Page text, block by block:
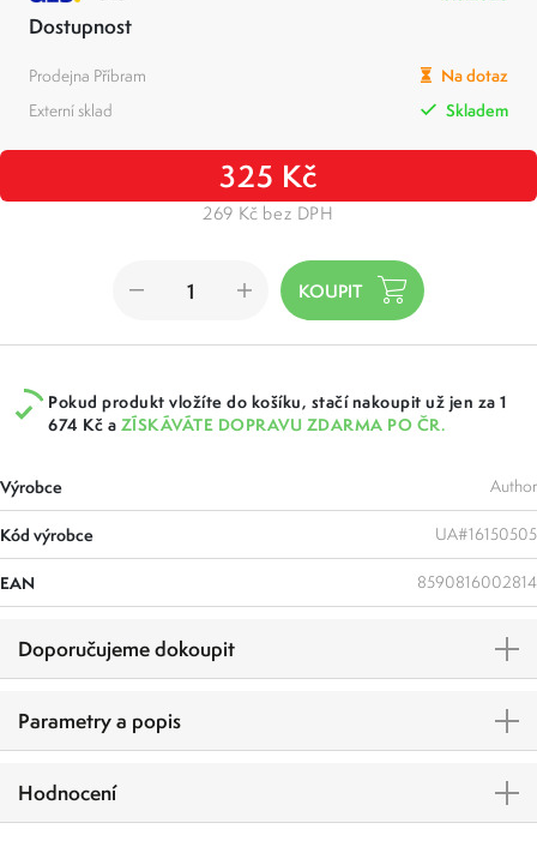
Dostupnost
Prodejna Příbram
Na dotaz
Externí sklad
Skladem
325 Kč
269 Kč bez DPH
Pokud produkt vložíte do košíku, stačí nakoupit už jen za 1
674 Kč a ZÍSKÁVÁTE DOPRAVU ZDARMA PO ČR.
Výrobce Author
Kód výrobce UA#16150505
EAN 8590816002814
Doporučujeme dokoupit
Parametry a popis
Hodnocení